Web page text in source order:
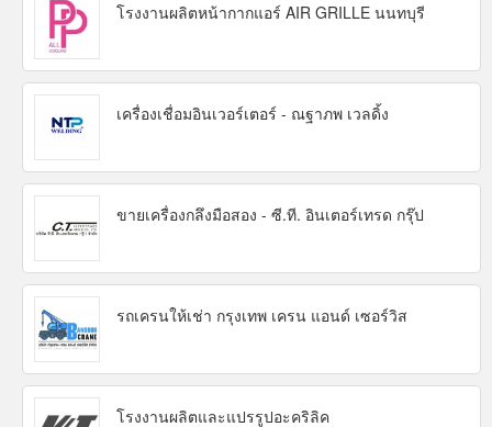
โรงงานผลิตหน้ากากแอร์ AIR GRILLE นนทบุรี
เครื่องเชื่อมอินเวอร์เตอร์ - ณฐาภพ เวลดิ้ง
ขายเครื่องกลึงมือสอง - ซี.ที. อินเตอร์เทรด กรุ๊ป
รถเครนให้เช่า กรุงเทพ เครน แอนด์ เซอร์วิส
โรงงานผลิตและแปรรูปอะคริลิค